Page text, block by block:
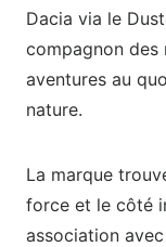
Dacia via le
compagnon des
aventures au
nature.
La marque
force et le côté
association